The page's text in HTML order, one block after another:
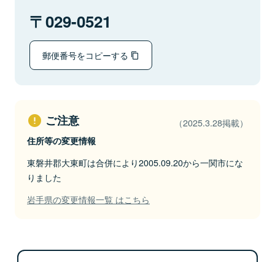
029-0521
郵便番号をコピーする
ご注意 （2025.3.28掲載）
住所等の変更情報
東磐井郡大東町は合併により2005.09.20から一関市にな
りました
岩手県の変更情報一覧 はこちら